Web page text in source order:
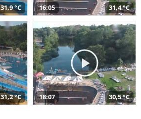
31,9 °C 16:05 31,4 °C
31,2 °C 18:07 30,5 °C